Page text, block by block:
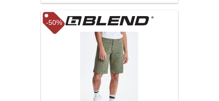
-50%